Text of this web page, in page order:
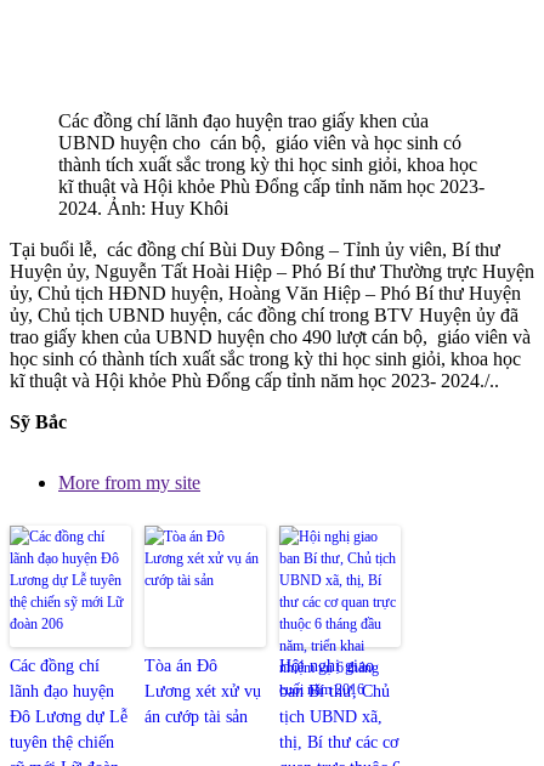
Các đồng chí lãnh đạo huyện trao giấy khen của
UBND huyện cho cán bộ, giáo viên và học sinh có
thành tích xuất sắc trong kỳ thi học sinh giỏi, khoa học
kĩ thuật và Hội khỏe Phù Đổng cấp tỉnh năm học 2023-
2024. Ảnh: Huy Khôi
Tại buổi lễ, các đồng chí Bùi Duy Đông – Tỉnh ủy viên, Bí thư
Huyện ủy, Nguyễn Tất Hoài Hiệp – Phó Bí thư Thường trực Huyện
ủy, Chủ tịch HĐND huyện, Hoàng Văn Hiệp – Phó Bí thư Huyện
ủy, Chủ tịch UBND huyện, các đồng chí trong BTV Huyện ủy đã
trao giấy khen của UBND huyện cho 490 lượt cán bộ, giáo viên và
học sinh có thành tích xuất sắc trong kỳ thi học sinh giỏi, khoa học
kĩ thuật và Hội khỏe Phù Đổng cấp tỉnh năm học 2023- 2024./..
Sỹ Bắc
More from my site
Các đồng chí
lãnh đạo huyện
Đô Lương dự Lễ
tuyên thệ chiến
Tòa án Đô
Lương xét xử vụ
án cướp tài sản
Hội nghị giao
ban Bí thư, Chủ
tịch UBND xã,
thị, Bí thư các cơ